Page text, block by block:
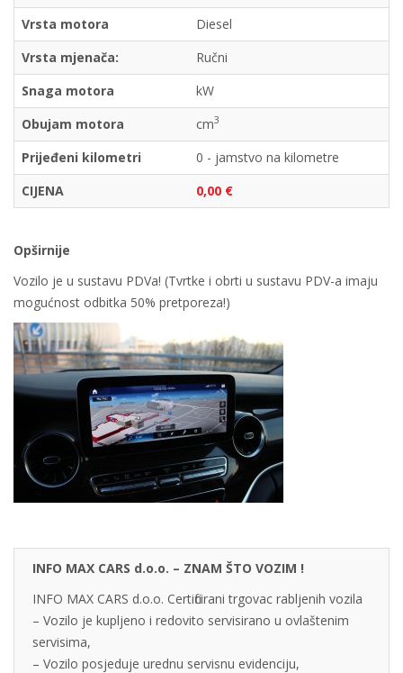
Vrsta motora
Diesel
Vrsta mjenača:
Ručni
Snaga motora
kW
Obujam motora
cm3
Prijeđeni kilometri
0 - jamstvo na kilometre
CIJENA
0,00 €
Opširnije
Vozilo je u sustavu PDVa! (Tvrtke i obrti u sustavu PDV-a imaju
mogućnost odbitka 50% pretporeza!)
INFO MAX CARS d.o.o. – ZNAM ŠTO VOZIM !
INFO MAX CARS d.o.o. Certificirani trgovac rabljenih vozila
– Vozilo je kupljeno i redovito servisirano u ovlaštenim
servisima,
– Vozilo posjeduje urednu servisnu evidenciju,